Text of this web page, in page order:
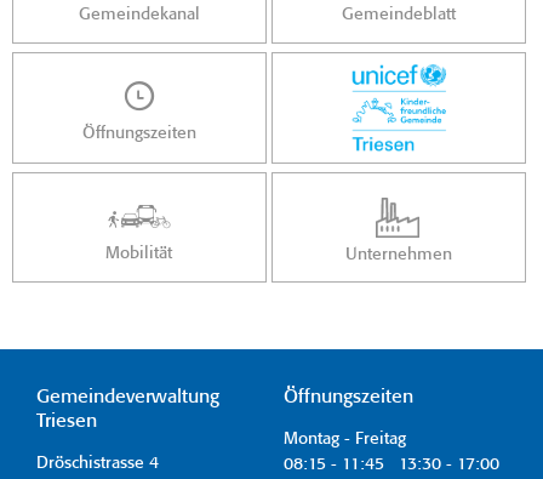
Gemeindekanal Gemeindeblatt
Öffnungszeiten
Mobilität Unternehmen
Gemeindeverwaltung
Triesen
Dröschistrasse 4
Öffnungszeiten
Montag - Freitag
08:15 - 11:45 13:30 - 17:00